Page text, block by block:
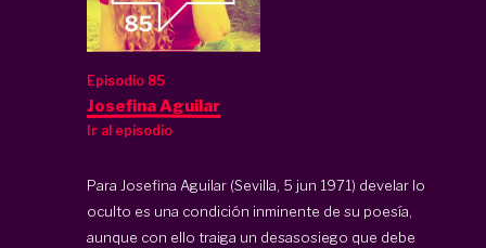
Episodio 85
Josefina Aguilar
Ir al episodio
Para Josefina Aguilar (Sevilla, 5 jun 1971) develar lo
oculto es una condición inminente de su poesía,
aunque con ello traiga un desasosiego que debe